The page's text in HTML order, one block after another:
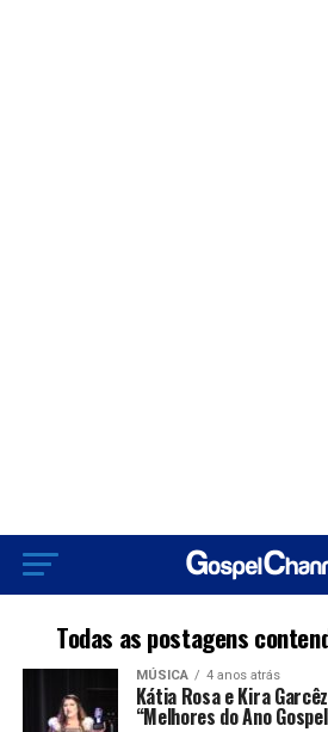
Todas as postagens
MÚSICA 4 anos atrás
Kátia Rosa e Kira
“Melhores do Ano